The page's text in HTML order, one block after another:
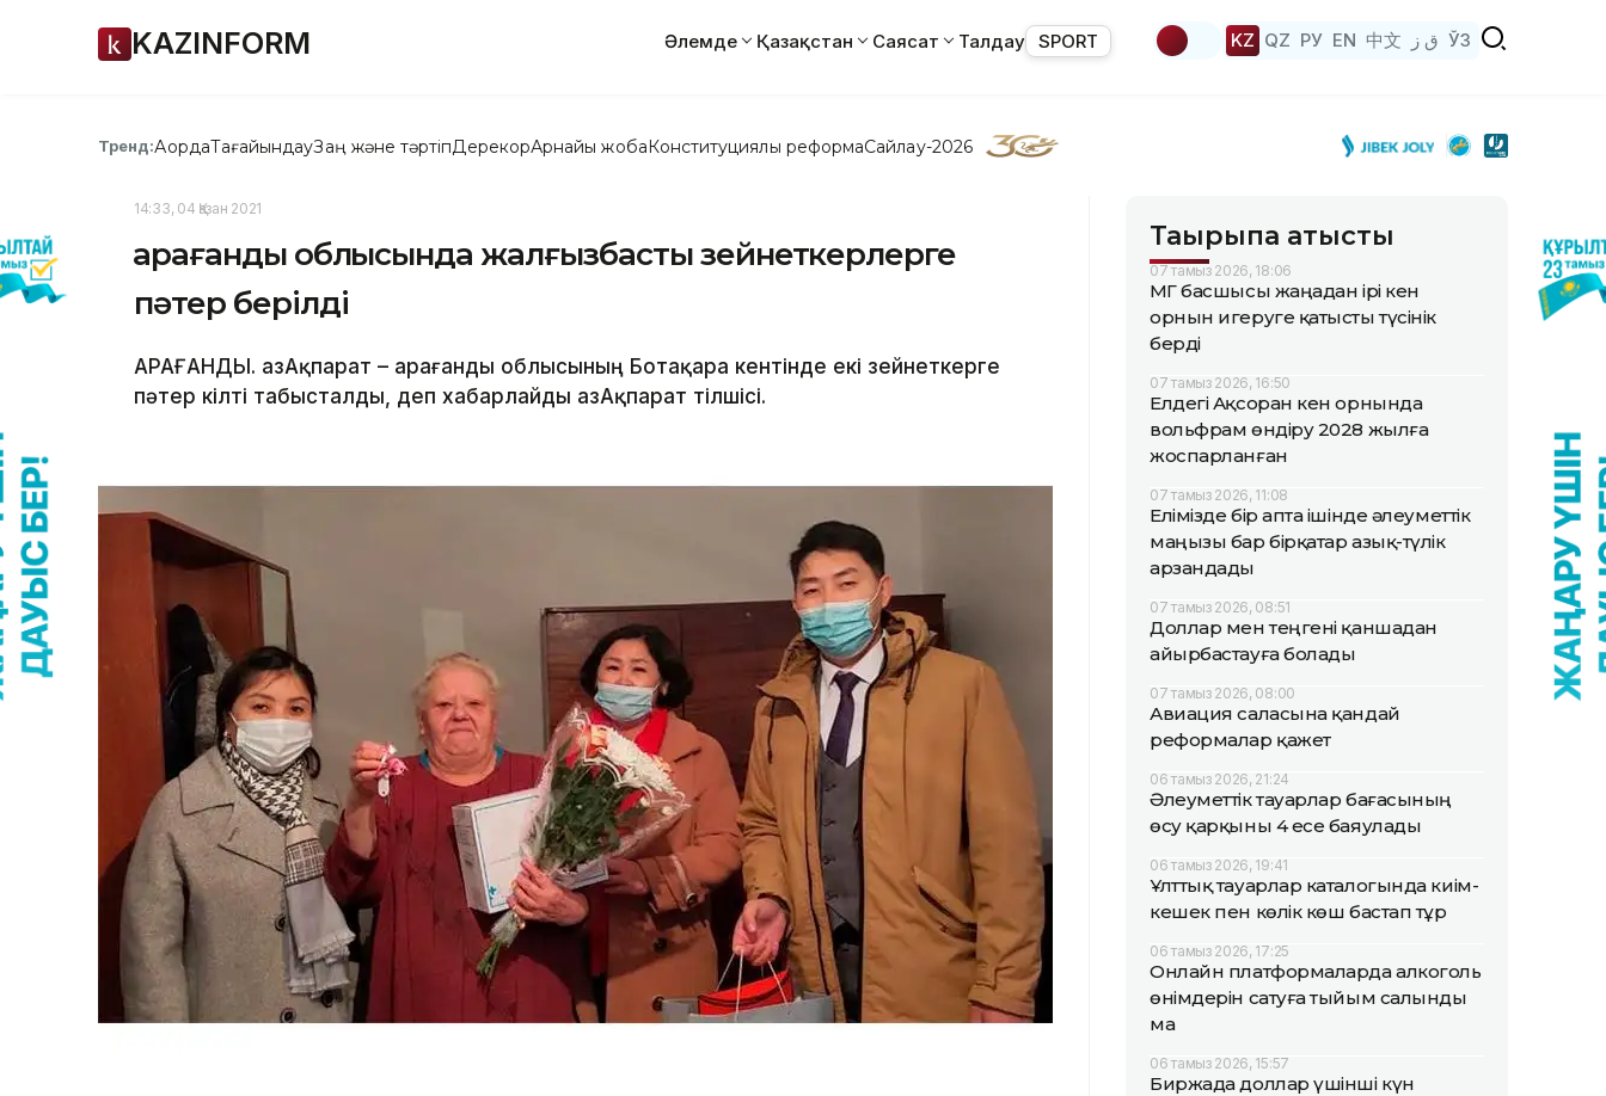
KAZINFORM Әлемде Қазақстан Саясат Талдау SPORT KZ QZ РУ EN 中文 ق ز ЎЗ
Тренд:АқордаТағайындауЗаң және тәртіпДерекқорАрнайы жобаКонституциялық реформаСайлау-2026
14:33, 04 Қазан 2021
Қарағанды облысында жалғызбасты зейнеткерлерге
пәтер берілді
ҚАРАҒАНДЫ. ҚазАқпарат – Қарағанды облысының Ботақара кентінде екі зейнеткерге
пәтер кілті табысталды, деп хабарлайды ҚазАқпарат тілшісі.
Тақырыпқа қатысты
07 тамыз 2026, 18:06
ҚМГ басшысы жаңадан ірі кен
орнын игеруге қатысты түсінік
берді
07 тамыз 2026, 16:50
Елдегі Ақсоран кен орнында
вольфрам өндіру 2028 жылға
жоспарланған
07 тамыз 2026, 11:08
Елімізде бір апта ішінде әлеуметтік
маңызы бар бірқатар азық-түлік
арзандады
07 тамыз 2026, 08:51
Доллар мен теңгені қаншадан
айырбастауға болады
07 тамыз 2026, 08:00
Авиация саласына қандай
реформалар қажет
06 тамыз 2026, 21:24
Әлеуметтік тауарлар бағасының
өсу қарқыны 4 есе баяулады
06 тамыз 2026, 19:41
Ұлттық тауарлар каталогында киім-
кешек пен көлік көш бастап тұр
06 тамыз 2026, 17:25
Онлайн платформаларда алкоголь
өнімдерін сатуға тыйым салынды
ма
06 тамыз 2026, 15:57
Биржада доллар үшінші күн